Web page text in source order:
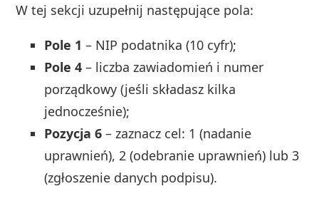
W tej sekcji uzupełnij następujące pola:
Pole 1 – NIP podatnika (10 cyfr);
Pole 4 – liczba zawiadomień i numer
porządkowy (jeśli składasz kilka
jednocześnie);
Pozycja 6 – zaznacz cel: 1 (nadanie
uprawnień), 2 (odebranie uprawnień) lub 3
(zgłoszenie danych podpisu).